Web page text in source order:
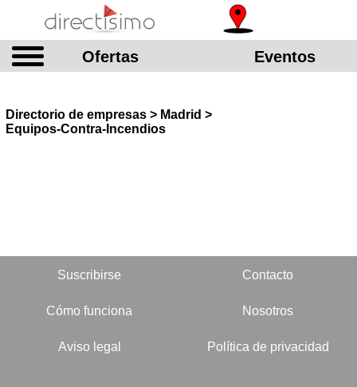
Ofertas Eventos
Directorio de empresas > Madrid >
Equipos-Contra-Incendios
Suscribirse Contacto
Cómo funciona Nosotros
Aviso legal Política de privacidad